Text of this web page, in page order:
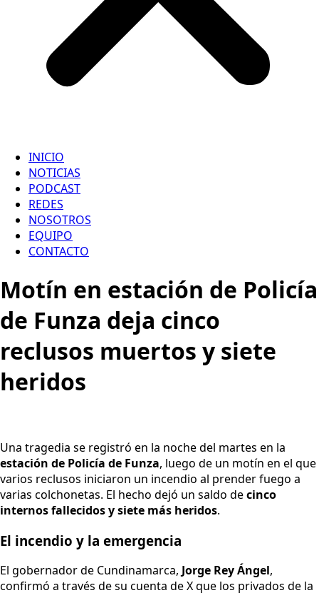
INICIO
NOTICIAS
PODCAST
REDES
NOSOTROS
EQUIPO
CONTACTO
Motín en estación de Policía
de Funza deja cinco
reclusos muertos y siete
heridos
Una tragedia se registró en la noche del martes en la
estación de Policía de Funza, luego de un motín en el que
varios reclusos iniciaron un incendio al prender fuego a
varias colchonetas. El hecho dejó un saldo decinco
internos fallecidos y siete más heridos.
El incendio y la emergencia
El gobernador de Cundinamarca, Jorge Rey Ángel,
confirmó a través de su cuenta de X que los privados de la